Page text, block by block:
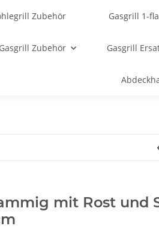
Zubehör Gasgrill 1-
Gasgrill Zubehör Gasgrill
mit Rost und